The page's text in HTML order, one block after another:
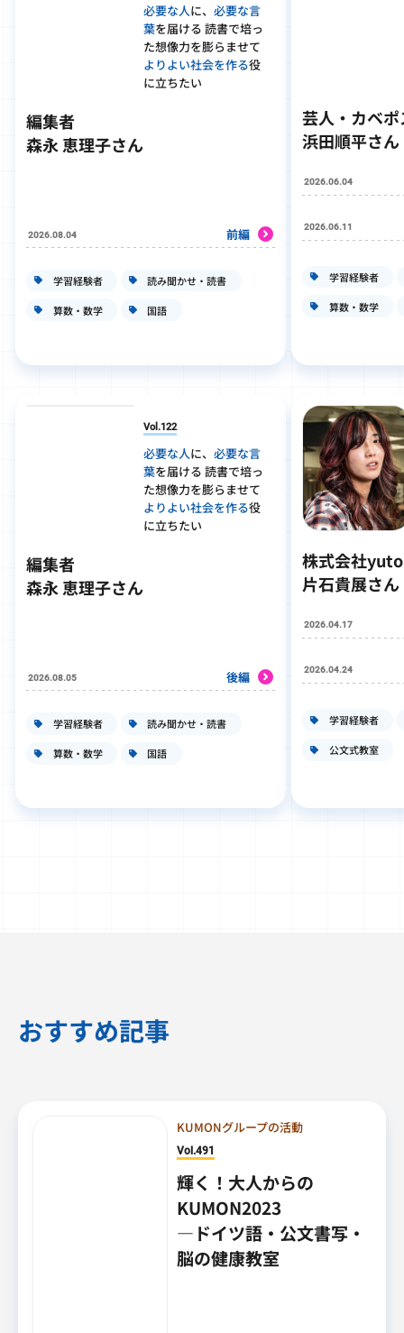
必要な人に、 必要な言
葉を届ける 読書で培っ
た想像力を膨らませて
よりよい社会を作る役
に立ちたい
編集者
森永 恵理子さん
2026.08.04 前編
学習経験者 読み聞かせ・読書
算数・数学 国語
Vol.122
必要な人に、 必要な言
葉を届ける 読書で培っ
た想像力を膨らませて
よりよい社会を作る役
に立ちたい
編集者
森永 恵理子さん
2026.08.05 後編
学習経験者 読み聞かせ・読書
算数・数学 国語
芸人・カベ
浜田順平さん
2026.06.04
2026.06.11
学習経験者
算数・数学
株式会社
片石貴展さん
2026.04.17
2026.04.24
学習経験者
公文式教室
おすすめ記事
KUMONグループの活動
Vol.491
輝く！大人からの
KUMON2023
―ドイツ語・公文書写・
脳の健康教室